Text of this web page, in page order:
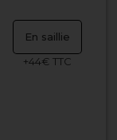
En saillie
+44€ TTC